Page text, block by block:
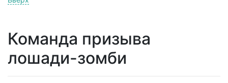
Команда призыва
лошади-зомби